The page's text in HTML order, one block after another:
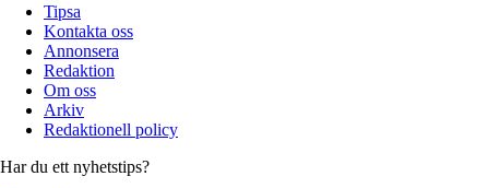
Tipsa
Kontakta oss
Annonsera
Redaktion
Om oss
Arkiv
Redaktionell policy
Har du ett nyhetstips?